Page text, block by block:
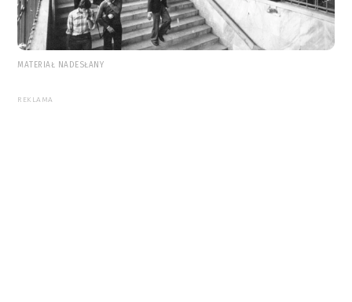
MATERIAŁ NADESŁANY
REKLAMA